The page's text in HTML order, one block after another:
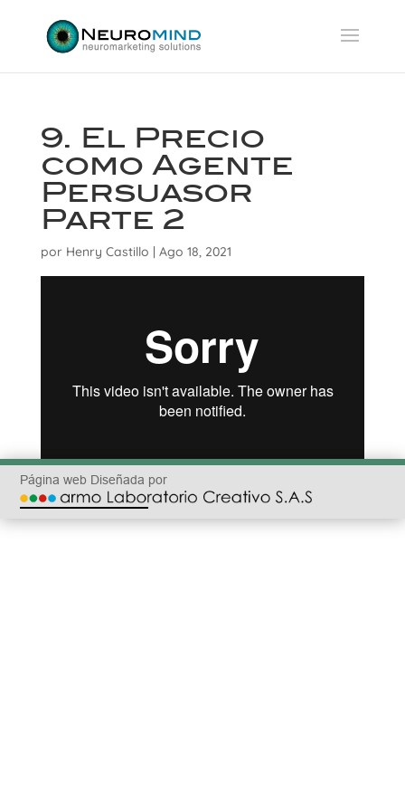
9. El Precio
como Agente
Persuasor
Parte 2
por Henry Castillo | Ago 18, 2021
Página web Diseñada por